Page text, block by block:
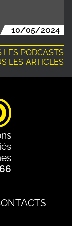
10/05/2024
LES PODCASTS
LES ARTICLES